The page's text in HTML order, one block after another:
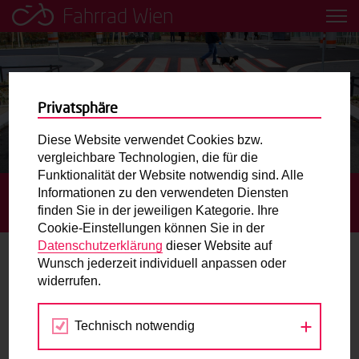
Fahrrad Wien
Leih dir einfach ein Transportfahrrad in deiner Nähe aus!
Mobilitätsbildung für Kinder und
Jugendliche
Radweg-Projektkarte
Routenplaner
Mit dem Fahrrad in Wien unterwegs? Hier finden Sie die
beste Route.
Wunschbox
Sie haben ein Anliegen zum Radverkehr? Schreiben Sie
STARTSEITE AKTUELLES
NEUE RADVERBINDUNG
ZWISCHEN 14. UND 18. BEZIRK IST FERTIG
Neue Radverbindung zwischen 14. und
18. Bezirk ist fertig
09.11.2021
Privatsphäre
Diese Website verwendet Cookies bzw.
vergleichbare Technologien, die für die
Funktionalität der Website notwendig sind. Alle
Informationen zu den verwendeten Diensten
finden Sie in der jeweiligen Kategorie. Ihre
Cookie-Einstellungen können Sie in der
Datenschutzerklärung dieser Website auf
Wunsch jederzeit individuell anpassen oder
widerrufen.
Technisch notwendig